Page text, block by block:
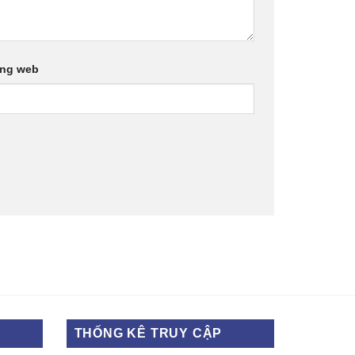
web
THỐNG KÊ TRUY CẬP